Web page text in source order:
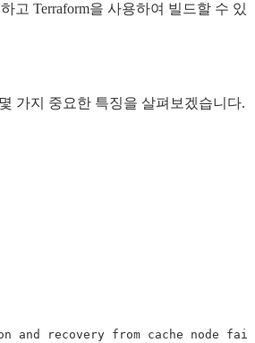
고 Terraform을 사용하여 빌드할 수 있
몇 가지 중요한 특징을 살펴보겠습니다.
and recovery from cache node